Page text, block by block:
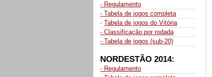
- Regulamento
- Tabela de jogos completa
- Tabela de jogos do Vitória
- Classificação por rodada
- Tabela de jogos (sub-20)
NORDESTÃO 2014:
- Regulamento